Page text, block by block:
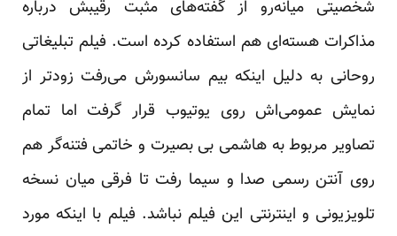
شخصیتی میانه‌رو از گفته‌های مثبت رقیبش درباره
مذاکرات هسته‌ای هم استفاده کرده است. فیلم تبلیغاتی
روحانی به دلیل اینکه بیم سانسورش می‌رفت زودتر از
نمایش عمومی‌اش روی یوتیوب قرار گرفت اما تمام
تصاویر مربوط به هاشمی بی بصیرت و خاتمی فتنه‌گر هم
روی آنتن رسمی صدا و سیما رفت تا فرقی میان نسخه
تلویزیونی و اینترنتی این فیلم نباشد. فیلم با اینکه مورد